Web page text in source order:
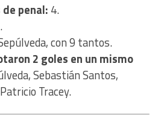
penal: 4.
con 9 tantos.
2 goles en un mismo
Sebastián Santos,
Tracey.